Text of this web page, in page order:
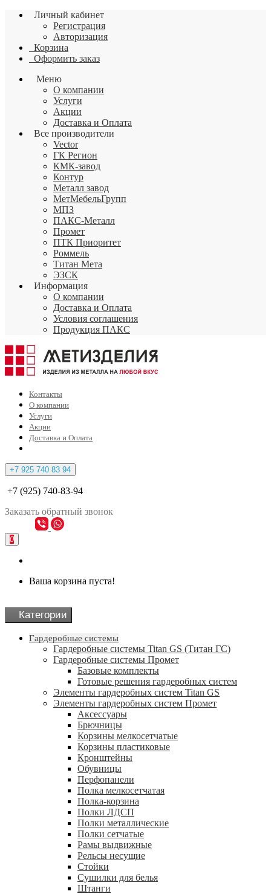
Личный кабинет
Регистрация
Авторизация
Корзина
Оформить заказ
Меню
О компании
Услуги
Акции
Доставка и Оплата
Все производители
Vector
ГК Регион
КМК-завод
Контур
Металл завод
МетМебельГрупп
МПЗ
ПАКС-Металл
Промет
ПТК Приоритет
Роммель
Титан Мета
ЭЗСК
Информация
О компании
Доставка и Оплата
Условия соглашения
Продукция ПАКС
Контакты
О компании
Услуги
Акции
Доставка и Оплата
+7 925 740 83 94
+7 (925) 740-83-94
Заказать обратный звонок
0
Ваша корзина пуста!
Категории
Гардеробные системы
Гардеробные системы Titan GS (Титан ГС)
Гардеробные системы Промет
Базовые комплекты
Готовые решения гардеробных систем
Элементы гардеробных систем Titan GS
Элементы гардеробных систем Промет
Аксессуары
Брючницы
Корзины мелкосетчатые
Корзины пластиковые
Кронштейны
Обувницы
Перфопанели
Полка мелкосетчатая
Полка-корзина
Полки ЛДСП
Полки металлические
Полки сетчатые
Рамы выдвижные
Рельсы несущие
Стойки
Сушилки для белья
Штанги